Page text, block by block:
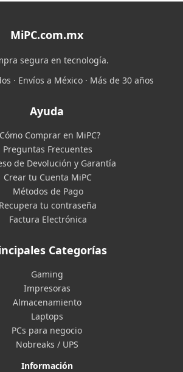
MiPC.com.mx
segura en tecnología.
· Envíos a México · Más de 30 años
Ayuda
Comprar en MiPC?
Preguntas Frecuentes
de Devolución y Garantía
Crear tu Cuenta MiPC
Métodos de Pago
Recupera tu contraseña
Factura Electrónica
Categorías
Gaming
Impresoras
Almacenamiento
Laptops
PCs para negocio
Nobreaks / UPS
Información